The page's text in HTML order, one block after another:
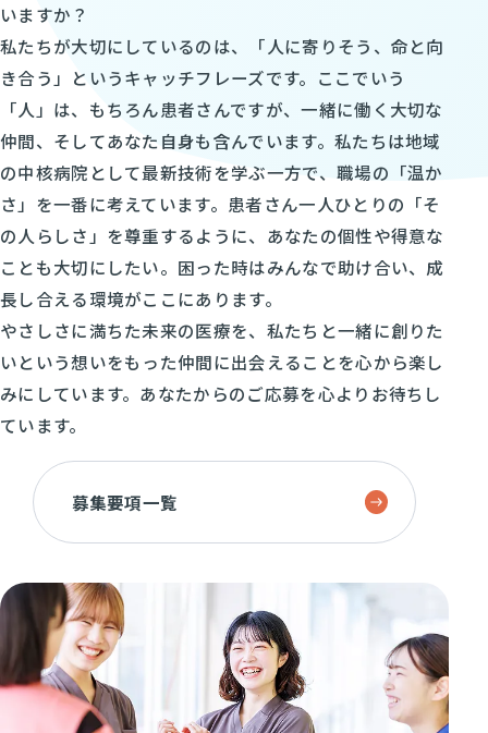
いますか？
私たちが大切にしているのは、「人に寄りそう、命と向
き合う」というキャッチフレーズです。ここでいう
「人」は、もちろん患者さんですが、一緒に働く大切な
仲間、そしてあなた自身も含んでいます。私たちは地域
の中核病院として最新技術を学ぶ一方で、職場の「温か
さ」を一番に考えています。患者さん一人ひとりの「そ
の人らしさ」を尊重するように、あなたの個性や得意な
ことも大切にしたい。困った時はみんなで助け合い、成
長し合える環境がここにあります。
やさしさに満ちた未来の医療を、私たちと一緒に創りた
いという想いをもった仲間に出会えることを心から楽し
みにしています。あなたからのご応募を心よりお待ちし
ています。
募集要項一覧